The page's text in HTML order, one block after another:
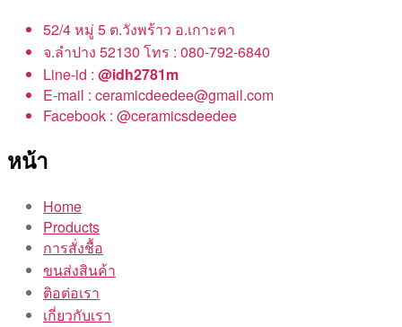
52/4 หมู่ 5 ต.วังพร้าว อ.เกาะคา
จ.ลำปาง 52130 โทร : 080-792-6840
Line-id : @idh2781m
E-mail : ceramicdeedee@gmail.com
Facebook : @ceramicsdeedee
หน้า
Home
Products
การสั่งชื้อ
ขนส่งสินค้า
ติอต่อเรา
เกี่ยวกับเรา